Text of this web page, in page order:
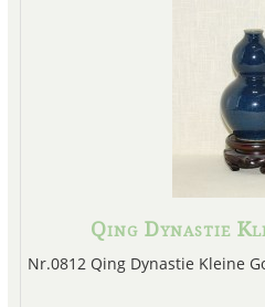
Qing Dynastie
Nr.0812 Qing Dynastie Kleine